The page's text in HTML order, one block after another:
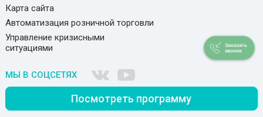
Карта сайта
Автоматизация розничной торговли
Управление кризисными
ситуациями
МЫ В СОЦСЕТЯХ
Посмотреть программу